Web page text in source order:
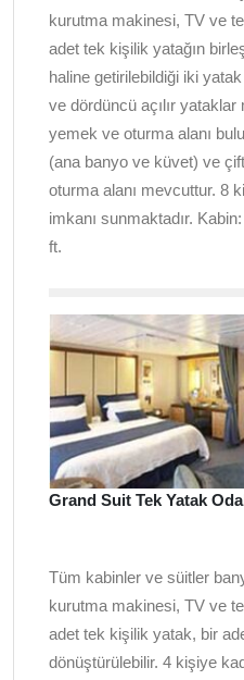
kurutma makinesi, TV ve
adet tek kişilik yatağın
haline getirilebildiği iki
ve dördüncü açılır
yemek ve oturma alanı
(ana banyo ve küvet) ve
oturma alanı mevcuttur. 8
imkanı sunmaktadır. Kabin:
ft.
Grand Suit Tek Yatak
Tüm kabinler ve süitler
kurutma makinesi, TV ve
adet tek kişilik yatak, bir
dönüştürülebilir. 4 kişiye